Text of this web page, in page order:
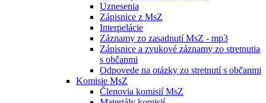
Uznesenia
Zápisnice z MsZ
Interpelácie
Záznamy zo zasadnutí MsZ - mp3
Zápisnice a zvukové záznamy zo stretnutia
s občanmi
Odpovede na otázky zo stretnutí s občanmi
Komisie MsZ
Členovia komisií MsZ